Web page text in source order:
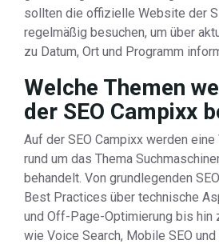
sollten die offizielle Website der
regelmäßig besuchen, um über
zu Datum, Ort und Programm
Welche Themen
der SEO Campixx
Auf der SEO Campixx werden
rund um das Thema
behandelt. Von grundlegenden
Best Practices über technische
und Off-Page-Optimierung bis hin
wie Voice Search, Mobile SEO